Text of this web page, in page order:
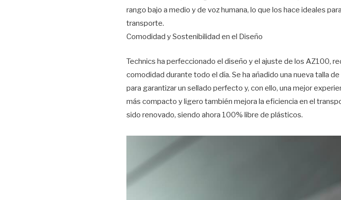
rango bajo a medio y de voz humana, lo que los hace ideales
transporte.
Comodidad y Sostenibilidad en el Diseño
Technics ha perfeccionado el diseño y el ajuste de los AZ100,
comodidad durante todo el día. Se ha añadido una nueva talla
para garantizar un sellado perfecto y, con ello, una mejor
más compacto y ligero también mejora la eficiencia en el
sido renovado, siendo ahora 100% libre de plásticos.